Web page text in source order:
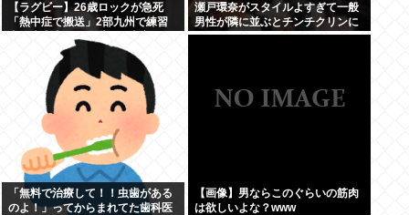
【ラグビー】26歳ロックが急死
「熱中症で搬送」2部九州で練習
中、大東大から昨季まで東京SG
瀬戸環奈がスタイルよすぎて一般
男性が隣に並ぶとチンチクリンに
見えてしまう
「無料で治療して！！虫歯がある
のよ！」ってからまれてた歯科医
【画像】男ならこのぐらいの筋肉
は欲しいよな？www